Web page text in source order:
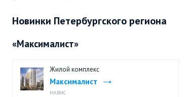
Новинки Петербургского региона
«Максималист»
Жилой комплекс
Максималист
МАВИС